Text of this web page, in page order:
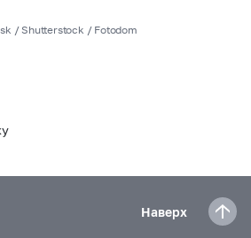
/ Shutterstock / Fotodom
Наверх